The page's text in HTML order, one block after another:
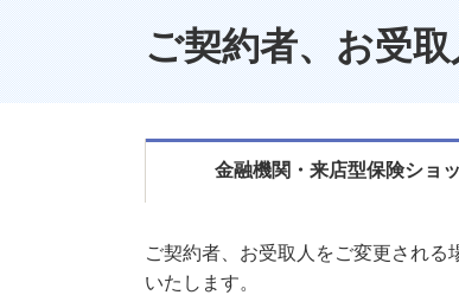
ご契約者、お受
金融機関・来店型保険ショ
ご契約者、お受取人をご変更される
いたします。